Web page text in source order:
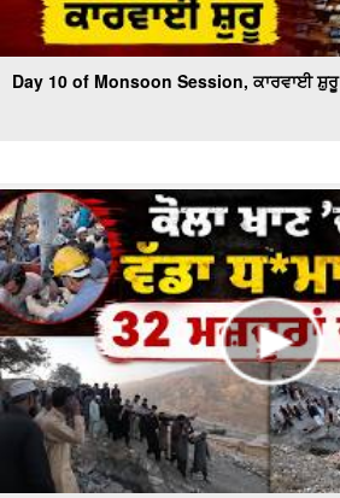
Day 10 of Monsoon Session, ਕਾਰਵਾਈ ਸ਼ੁਰੂ